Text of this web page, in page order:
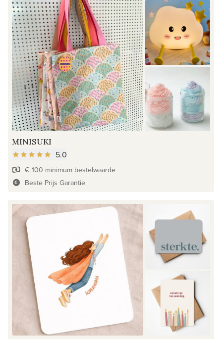
MINISUKI
5.0
€ 100 minimum bestelwaarde
Beste Prijs Garantie